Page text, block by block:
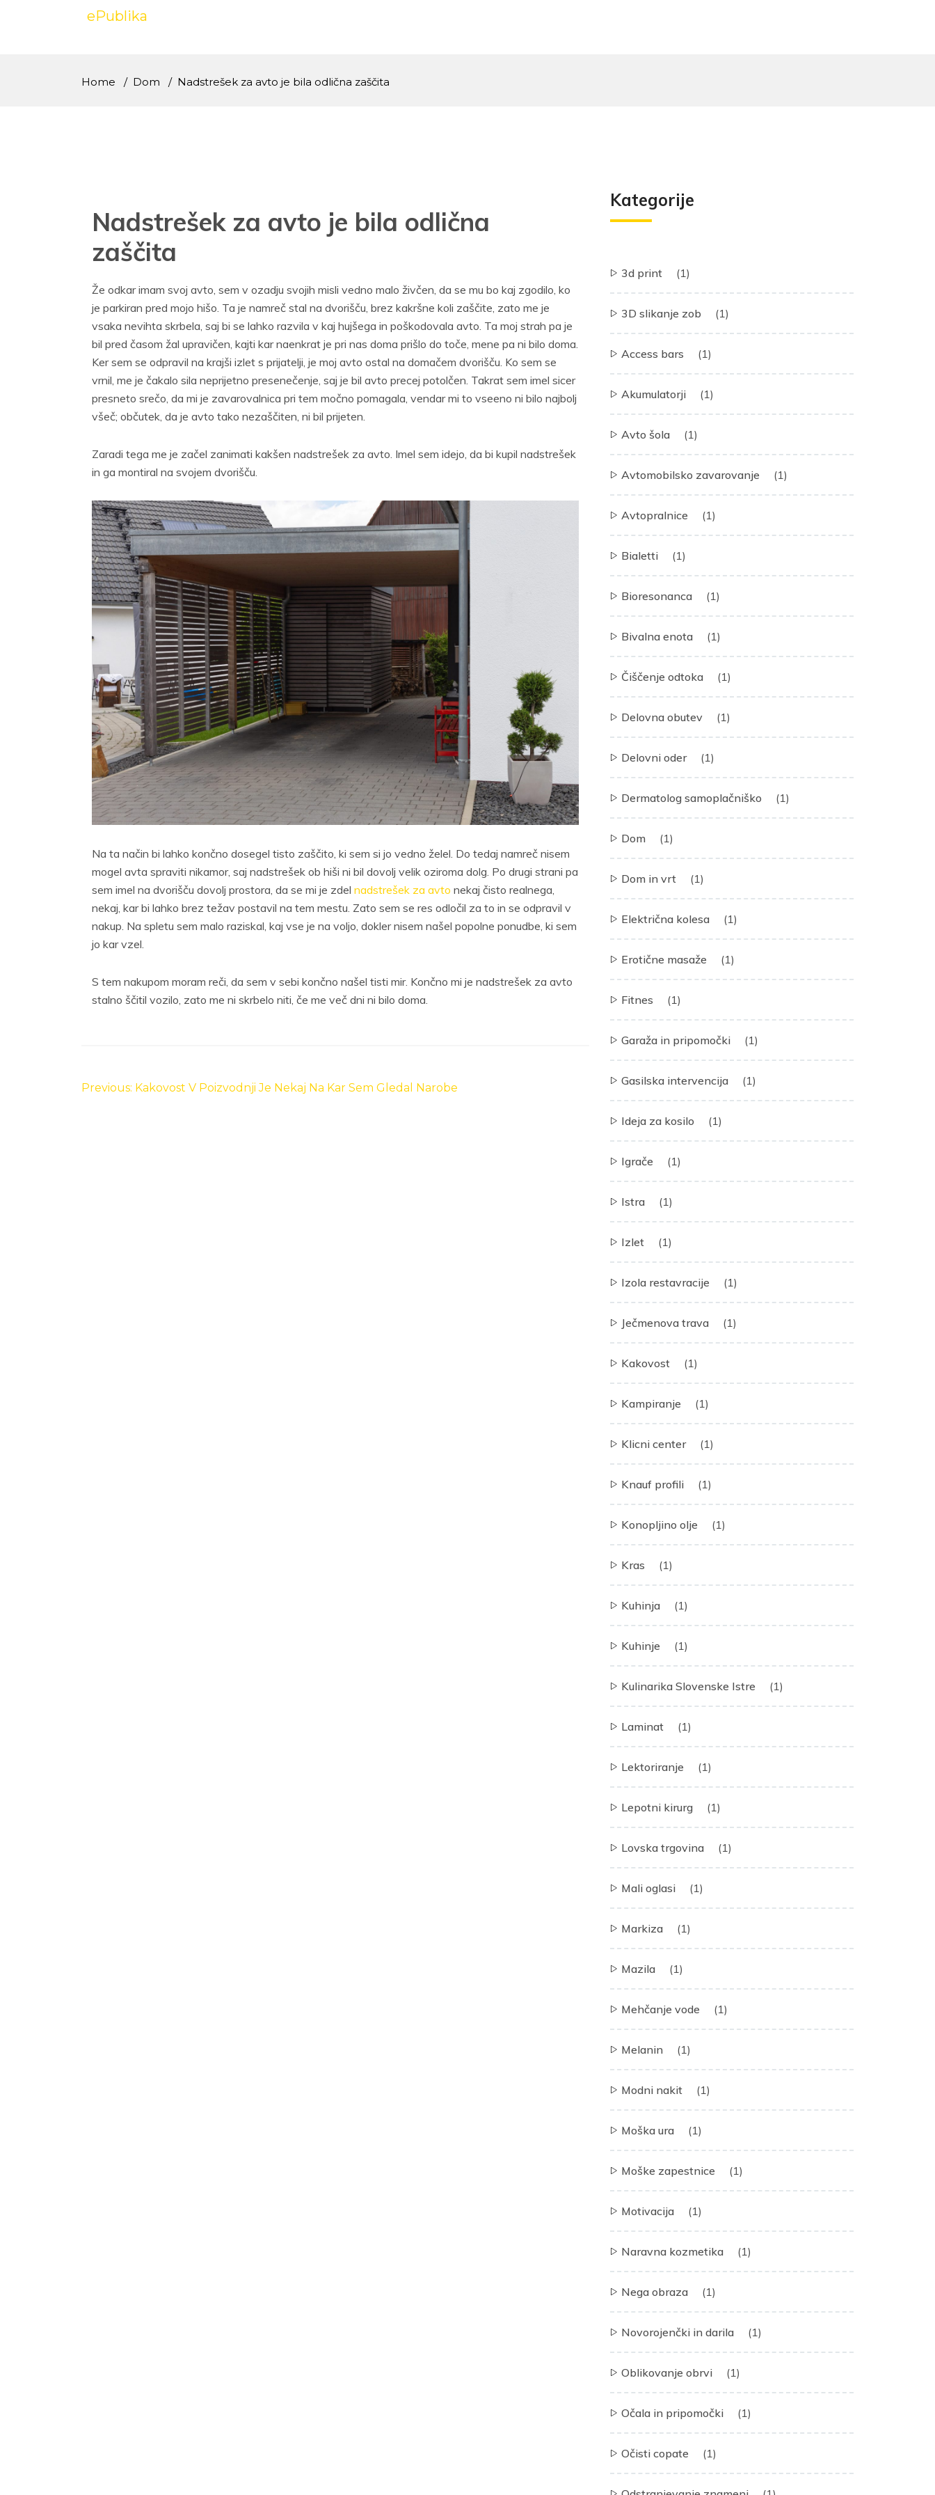
ePublika
Home Dom Nadstrešek za avto je bila odlična zaščita
Nadstrešek za avto je bila odlična
zaščita
Že odkar imam svoj avto, sem v ozadju svojih misli vedno malo živčen, da se mu bo kaj zgodilo, ko
je parkiran pred mojo hišo. Ta je namreč stal na dvorišču, brez kakršne koli zaščite, zato me je
vsaka nevihta skrbela, saj bi se lahko razvila v kaj hujšega in poškodovala avto. Ta moj strah pa je
bil pred časom žal upravičen, kajti kar naenkrat je pri nas doma prišlo do toče, mene pa ni bilo doma.
Ker sem se odpravil na krajši izlet s prijatelji, je moj avto ostal na domačem dvorišču. Ko sem se
vrnil, me je čakalo sila neprijetno presenečenje, saj je bil avto precej potolčen. Takrat sem imel sicer
presneto srečo, da mi je zavarovalnica pri tem močno pomagala, vendar mi to vseeno ni bilo najbolj
všeč; občutek, da je avto tako nezaščiten, ni bil prijeten.
Zaradi tega me je začel zanimati kakšen nadstrešek za avto. Imel sem idejo, da bi kupil nadstrešek
in ga montiral na svojem dvorišču.
Na ta način bi lahko končno dosegel tisto zaščito, ki sem si jo vedno želel. Do tedaj namreč nisem
mogel avta spraviti nikamor, saj nadstrešek ob hiši ni bil dovolj velik oziroma dolg. Po drugi strani pa
sem imel na dvorišču dovolj prostora, da se mi je zdel nadstrešek za avto nekaj čisto realnega,
nekaj, kar bi lahko brez težav postavil na tem mestu. Zato sem se res odločil za to in se odpravil v
nakup. Na spletu sem malo raziskal, kaj vse je na voljo, dokler nisem našel popolne ponudbe, ki sem
jo kar vzel.
S tem nakupom moram reči, da sem v sebi končno našel tisti mir. Končno mi je nadstrešek za avto
stalno ščitil vozilo, zato me ni skrbelo niti, če me več dni ni bilo doma.
prispevka
Previous: Kakovost V Poizvodnji Je Nekaj Na Kar Sem Gledal Narobe
Kategorije
3d print (1)
3D slikanje zob (1)
Access bars (1)
Akumulatorji (1)
Avto šola (1)
Avtomobilsko zavarovanje (1)
Avtopralnice (1)
Bialetti (1)
Bioresonanca (1)
Bivalna enota (1)
Čiščenje odtoka (1)
Delovna obutev (1)
Delovni oder (1)
Dermatolog samoplačniško (1)
Dom (1)
Dom in vrt (1)
Električna kolesa (1)
Erotične masaže (1)
Fitnes (1)
Garaža in pripomočki (1)
Gasilska intervencija (1)
Ideja za kosilo (1)
Igrače (1)
Istra (1)
Izlet (1)
Izola restavracije (1)
Ječmenova trava (1)
Kakovost (1)
Kampiranje (1)
Klicni center (1)
Knauf profili (1)
Konopljino olje (1)
Kras (1)
Kuhinja (1)
Kuhinje (1)
Kulinarika Slovenske Istre (1)
Laminat (1)
Lektoriranje (1)
Lepotni kirurg (1)
Lovska trgovina (1)
Mali oglasi (1)
Markiza (1)
Mazila (1)
Mehčanje vode (1)
Melanin (1)
Modni nakit (1)
Moška ura (1)
Moške zapestnice (1)
Motivacija (1)
Naravna kozmetika (1)
Nega obraza (1)
Novorojenčki in darila (1)
Oblikovanje obrvi (1)
Očala in pripomočki (1)
Očisti copate (1)